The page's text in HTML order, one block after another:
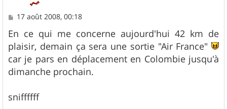
M
s
s
a
g
e
17 août 2008, 00:18
En ce qui me concerne aujourd'hui 42 km de
plaisir, demain ça sera une sortie "Air France"
car je pars en déplacement en Colombie jusqu'à
dimanche prochain.
sniffffff